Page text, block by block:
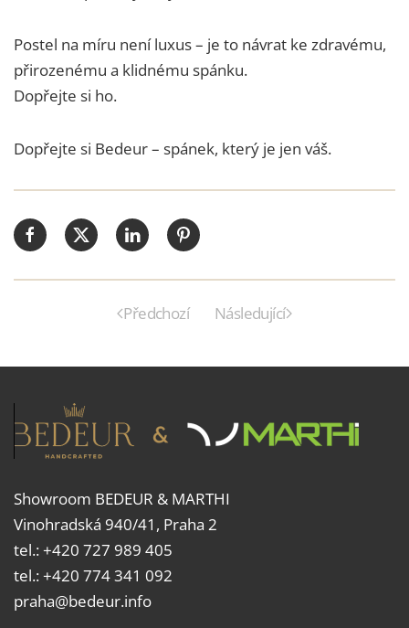
Postel na míru není luxus – je to návrat ke zdravému,
přirozenému a klidnému spánku.
Dopřejte si ho.
Dopřejte si Bedeur – spánek, který je jen váš.
Předchozí Následující
Showroom BEDEUR & MARTHI
Vinohradská 940/41, Praha 2
tel.:+420 727 989 405
tel.: +420 774 341 092
praha@bedeur.info